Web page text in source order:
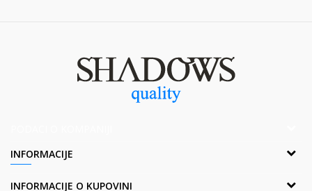
Adresa:
Popova bara Nova 2,Br. 1
Borča, 11211 Beograd, Srbija
INFORMACIJE
O nama
INFORMACIJE O KUPOVINI